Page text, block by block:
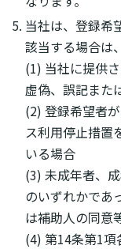
当社は、登録希
該当する場合は
(1) 当社に提供
虚偽、誤記また
(2) 登録希望者
ス利用停止措置
いる場合
(3) 未成年者、
のいずれかであ
は補助人の同意
(4) 第14条第1